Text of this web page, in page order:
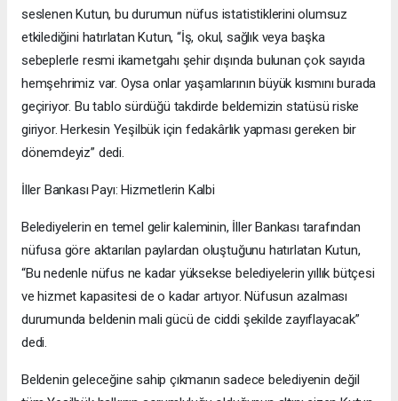
seslenen Kutun, bu durumun nüfus istatistiklerini olumsuz
etkilediğini hatırlatan Kutun, “İş, okul, sağlık veya başka
sebeplerle resmi ikametgahı şehir dışında bulunan çok sayıda
hemşehrimiz var. Oysa onlar yaşamlarının büyük kısmını burada
geçiriyor. Bu tablo sürdüğü takdirde beldemizin statüsü riske
giriyor. Herkesin Yeşilbük için fedakârlık yapması gereken bir
dönemdeyiz” dedi.
İller Bankası Payı: Hizmetlerin Kalbi
Belediyelerin en temel gelir kaleminin, İller Bankası tarafından
nüfusa göre aktarılan paylardan oluştuğunu hatırlatan Kutun,
“Bu nedenle nüfus ne kadar yüksekse belediyelerin yıllık bütçesi
ve hizmet kapasitesi de o kadar artıyor. Nüfusun azalması
durumunda beldenin mali gücü de ciddi şekilde zayıflayacak”
dedi.
Beldenin geleceğine sahip çıkmanın sadece belediyenin değil